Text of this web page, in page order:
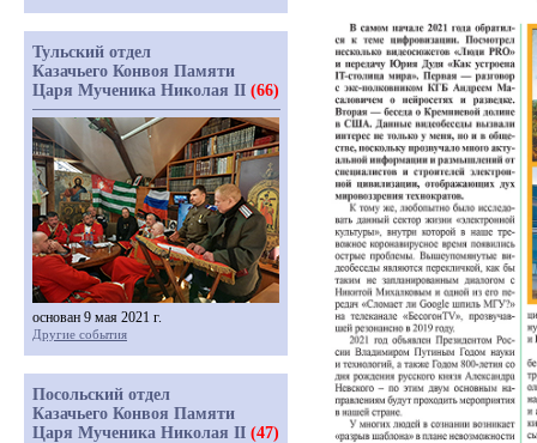
Тульский отдел
Казачьего Конвоя Памяти
Царя Мученика Николая II (66)
основан 9 мая 2021 г.
Другие события
Посольский отдел
Казачьего Конвоя Памяти
Царя Мученика Николая II (47)